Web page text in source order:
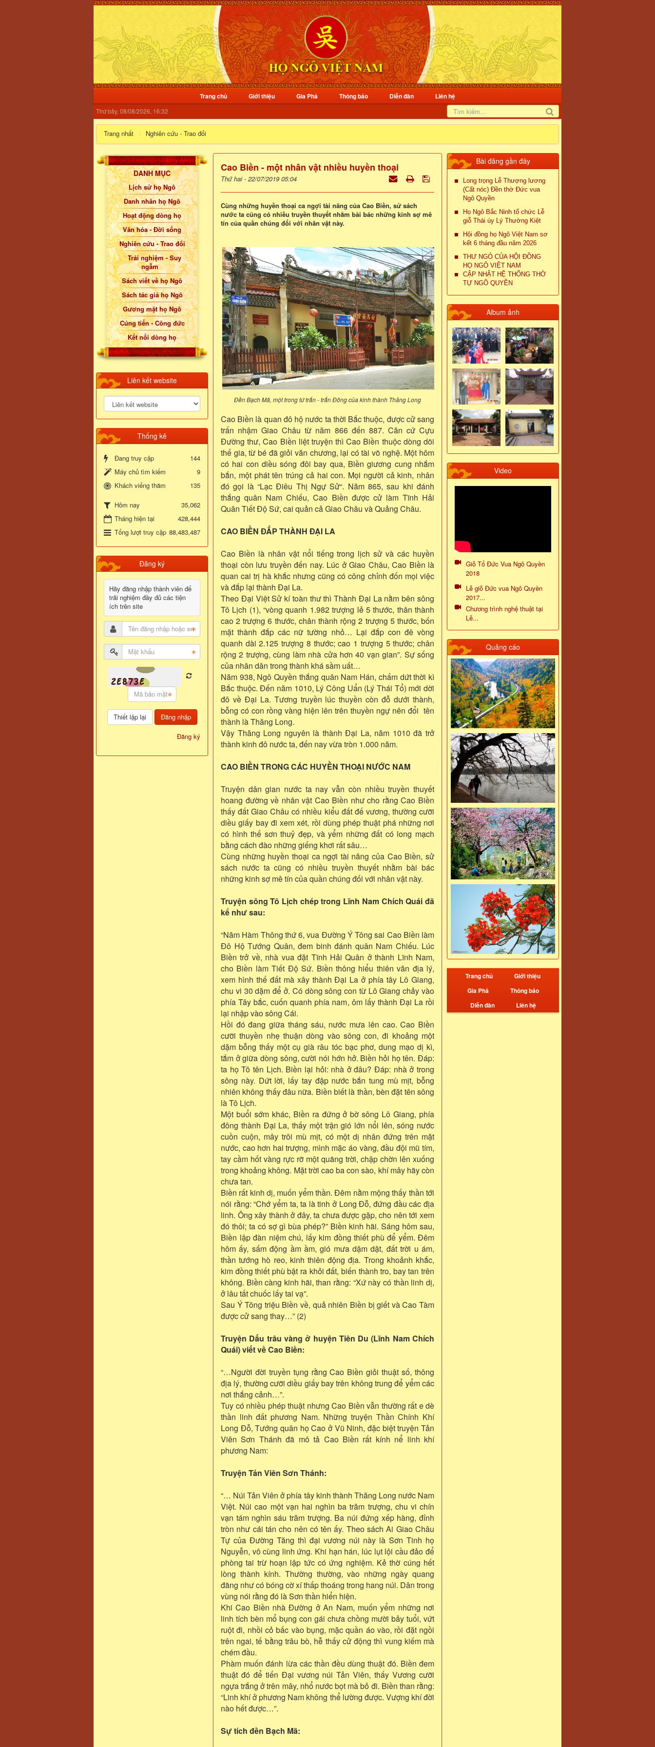
Trang chủ Giới thiệu Gia Phả Thông báo Diễn đàn Liên hệ
Thứ bảy, 08/08/2026, 16:32
Trang nhất Nghiên cứu - Trao đổi
Cao Biền - một nhân vật nhiều huyền thoại
Thứ hai - 22/07/2019 05:04
Cùng những huyền thoại ca ngợi tài năng của Cao Biền, sử sách
nước ta cũng có nhiều truyền thuyết nhằm bài bác những kinh sợ mê
tín của quần chúng đối với nhân vật này.
Đền Bạch Mã, một trong tứ trấn - trấn Đông của kinh thành Thăng Long
Cao Biền là quan đô hộ nước ta thời Bắc thuộc, được cử sang
trấn nhậm Giao Châu từ năm 866 đến 887. Căn cứ Cựu
Đường thư, Cao Biền liệt truyện thì Cao Biền thuộc dòng dõi
thế gia, từ bé đã giỏi văn chương, lại có tài võ nghệ. Một hôm
có hai con diều sóng đôi bay qua, Biền giương cung nhắm
bắn, một phát tên trúng cả hai con. Mọi người cả kinh, nhân
đó gọi là “Lạc Điêu Thị Ngự Sử“. Năm 865, sau khi đánh
thắng quân Nam Chiếu, Cao Biền được cử làm Tĩnh Hải
Quân Tiết Độ Sứ, cai quản cả Giao Châu và Quảng Châu.
CAO BIỀN ĐẮP THÀNH ĐẠI LA
Cao Biền là nhân vật nổi tiếng trong lịch sử và các huyền
thoại còn lưu truyền đến nay. Lúc ở Giao Châu, Cao Biền là
quan cai trị hà khắc nhưng cũng có công chỉnh đốn mọi việc
và đắp lại thành Đại La.
Theo Đại Việt Sử kí toàn thư thì Thành Đại La nằm bên sông
Tô Lịch (1), “vòng quanh 1.982 trượng lẻ 5 thước, thân thành
cao 2 trượng 6 thước, chân thành rộng 2 trượng 5 thước, bốn
mặt thành đắp các nữ tường nhỏ… Lại đắp con đê vòng
quanh dài 2.125 trượng 8 thước; cao 1 trượng 5 thước; chân
rộng 2 trượng, cùng làm nhà cửa hơn 40 vạn gian”. Sự sống
của nhân dân trong thành khá sầm uất…
Năm 938, Ngô Quyền thắng quân Nam Hán, chấm dứt thời kì
Bắc thuộc. Đến năm 1010, Lý Công Uẩn (Lý Thái Tổ) mới dời
đô về Đại La. Tương truyền lúc thuyền còn đỗ dưới thành,
bỗng có con rồng vàng hiện lên trên thuyền ngự nên đổi tên
thành là Thăng Long.
Vậy Thăng Long nguyên là thành Đại La, năm 1010 đã trở
thành kinh đô nước ta, đến nay vừa tròn 1.000 năm.
CAO BIỀN TRONG CÁC HUYỀN THOẠI NƯỚC NAM
Truyện dân gian nước ta nay vẫn còn nhiều truyền thuyết
hoang đường về nhân vật Cao Biền như cho rằng Cao Biền
thấy đất Giao Châu có nhiều kiểu đất đế vương, thường cưỡi
diều giấy bay đi xem xét, rồi dùng phép thuật phá những nơi
có hình thế sơn thuỷ đẹp, và yểm những đất có long mạch
bằng cách đào những giếng khơi rất sâu…
Cùng những huyền thoại ca ngợi tài năng của Cao Biền, sử
sách nước ta cũng có nhiều truyền thuyết nhằm bài bác
những kinh sợ mê tín của quần chúng đối với nhân vật này.
Truyện sông Tô Lịch chép trong Lĩnh Nam Chích Quái đã
kể như sau:
“Năm Hàm Thông thứ 6, vua Đường Ý Tông sai Cao Biền làm
Đô Hộ Tướng Quân, đem binh đánh quân Nam Chiếu. Lúc
Biền trở về, nhà vua đặt Tĩnh Hải Quân ở thành Lĩnh Nam,
cho Biền làm Tiết Độ Sứ. Biền thông hiểu thiên văn địa lý,
xem hình thế đất mà xây thành Đại La ở phía tây Lô Giang,
chu vi 30 dặm để ở. Có dòng sông con từ Lô Giang chảy vào
phía Tây bắc, cuốn quanh phía nam, ôm lấy thành Đại La rồi
lại nhập vào sông Cái.
Hồi đó đang giữa tháng sáu, nước mưa lên cao. Cao Biền
cưỡi thuyền nhẹ thuận dòng vào sông con, đi khoảng một
dặm bỗng thấy một cụ già râu tóc bạc phơ, dung mạo dị kì,
tắm ở giữa dòng sông, cười nói hớn hở. Biền hỏi họ tên. Đáp:
ta họ Tô tên Lịch. Biền lại hỏi: nhà ở đâu? Đáp: nhà ở trong
sông này. Dứt lời, lấy tay đập nước bắn tung mù mịt, bỗng
nhiên không thấy đâu nữa. Biền biết là thần, bèn đặt tên sông
là Tô Lịch.
Một buổi sớm khác, Biền ra đứng ở bờ sông Lô Giang, phía
đông thành Đại La, thấy một trận gió lớn nổi lên, sóng nước
cuồn cuộn, mây trôi mù mịt, có một dị nhân đứng trên mặt
nước, cao hơn hai trượng, mình mặc áo vàng, đầu đội mũ tím,
tay cầm hốt vàng rực rỡ một quãng trời, chập chờn lên xuống
trong khoảng không. Mặt trời cao ba con sào, khí mây hãy còn
chưa tan.
Biền rất kinh dị, muốn yểm thần. Đêm nằm mộng thấy thần tới
nói rằng: “Chớ yểm ta, ta là tinh ở Long Đỗ, đứng đầu các địa
linh. Ông xây thành ở đây, ta chưa được gặp, cho nên tới xem
đó thôi; ta có sợ gì bùa phép?” Biền kinh hãi. Sáng hôm sau,
Biền lập đàn niệm chú, lấy kim đồng thiết phù để yểm. Đêm
hôm ấy, sấm động ầm ầm, gió mưa dậm dật, đất trời u ám,
thần tướng hò reo, kinh thiên động địa. Trong khoảnh khắc,
kim đồng thiết phù bật ra khỏi đất, biến thành tro, bay tan trên
không. Biền càng kinh hãi, than rằng: “Xứ này có thần linh dị,
ở lâu tất chuốc lấy tai vạ”.
Sau Ý Tông triệu Biền về, quả nhiên Biền bị giết và Cao Tàm
được cử sang thay…” (2)
Truyện Dấu trâu vàng ở huyện Tiên Du (Lĩnh Nam Chích
Quái) viết về Cao Biền:
“…Người đời truyền tụng rằng Cao Biền giỏi thuật số, thông
địa lý, thường cưỡi diều giấy bay trên không trung để yểm các
nơi thắng cảnh…”.
Tuy có nhiều phép thuật nhưng Cao Biền vẫn thường rất e dè
thần linh đất phương Nam. Những truyện Thần Chính Khí
Long Đỗ, Tướng quân họ Cao ở Vũ Ninh, đặc biệt truyện Tản
Viên Sơn Thánh đã mô tả Cao Biền rất kính nể linh khí
phương Nam:
Truyện Tản Viên Sơn Thánh:
“… Núi Tản Viên ở phía tây kinh thành Thăng Long nước Nam
Việt. Núi cao một vạn hai nghìn ba trăm trượng, chu vi chín
vạn tám nghìn sáu trăm trượng. Ba núi đứng xếp hàng, đỉnh
tròn như cái tán cho nên có tên ấy. Theo sách Ai Giao Châu
Tự của Đường Tăng thì đại vương núi này là Sơn Tinh họ
Nguyễn, vô cùng linh ứng. Khi hạn hán, lúc lụt lội cầu đảo để
phòng tai trừ hoạn lập tức có ứng nghiệm. Kẻ thờ cúng hết
lòng thành kính. Thường thường, vào những ngày quang
đãng như có bóng cờ xí thấp thoáng trong hang núi. Dân trong
vùng nói rằng đó là Sơn thần hiển hiện.
Khi Cao Biền nhà Đường ở An Nam, muốn yểm những nơi
linh tích bèn mổ bụng con gái chưa chồng mười bảy tuổi, vứt
ruột đi, nhồi cỏ bấc vào bụng, mặc quần áo vào, rồi đặt ngồi
trên ngai, tế bằng trâu bò, hễ thấy cử động thì vung kiếm mà
chém đầu.
Phàm muốn đánh lừa các thần đều dùng thuật đó. Biền đem
thuật đó để tiến Đại vương núi Tản Viên, thấy Vương cưỡi
ngựa trắng ở trên mây, nhổ nước bọt mà bỏ đi. Biền than rằng:
“Linh khí ở phương Nam không thể lường được. Vượng khí đời
nào hết được…”.
Sự tích đền Bạch Mã:
Bài đăng gần đây
Long trọng Lễ Thượng lương
(Cất nóc) Đền thờ Đức vua
Ngô Quyền
Họ Ngô Bắc Ninh tổ chức Lễ
giỗ Thái úy Lý Thường Kiệt
Hội đồng họ Ngô Việt Nam sơ
kết 6 tháng đầu năm 2026
THƯ NGỎ CỦA HỘI ĐỒNG
HỌ NGÔ VIỆT NAM
CẬP NHẬT HỆ THỐNG THỜ
TỰ NGÔ QUYỀN
Album ảnh
Video
Giỗ Tổ Đức Vua Ngô Quyền
2018
Lễ giỗ Đức vua Ngô Quyền
2017...
Chương trình nghệ thuật tại
Lễ...
Quảng cáo
Trang chủ
Giới thiệu
Gia Phả
Thông báo
Diễn đàn
Liên hệ
DANH MỤC
Lịch sử họ Ngô
Danh nhân họ Ngô
Hoạt động dòng họ
Văn hóa - Đời sống
Nghiên cứu - Trao đổi
Trải nghiệm - Suy
ngẫm
Sách viết về họ Ngô
Sách tác giả họ Ngô
Gương mặt họ Ngô
Cúng tiến - Công đức
Kết nối dòng họ
Liên kết website
Thống kê
Đang truy cập
144
Máy chủ tìm kiếm
9
Khách viếng thăm
135
Hôm nay
35,062
Tháng hiện tại
428,444
Tổng lượt truy cập 88,483,487
Đăng ký
Hãy đăng nhập thành viên để
trải nghiệm đầy đủ các tiện
ích trên site
Đăng nhập
Đăng ký